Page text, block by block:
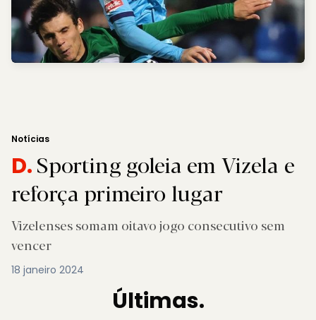
Notícias
D.Sporting goleia em Vizela e
reforça primeiro lugar
Vizelenses somam oitavo jogo consecutivo sem
vencer
18 janeiro 2024
Últimas.